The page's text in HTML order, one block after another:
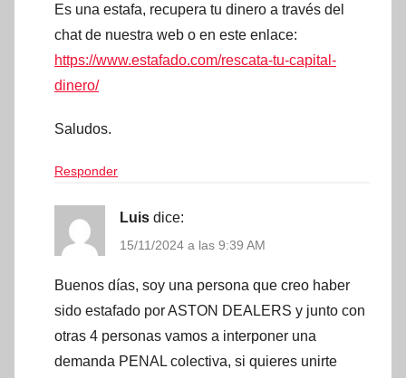
Es una estafa, recupera tu dinero a través del
chat de nuestra web o en este enlace:
https://www.estafado.com/rescata-tu-capital-
dinero/
Saludos.
Responder
Luis dice:
15/11/2024 a las 9:39 AM
Buenos días, soy una persona que creo haber
sido estafado por ASTON DEALERS y junto con
otras 4 personas vamos a interponer una
demanda PENAL colectiva, si quieres unirte